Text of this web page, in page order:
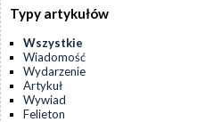
Typy artykułów
Wszystkie
Wiadomość
Wydarzenie
Artykuł
Wywiad
Felieton